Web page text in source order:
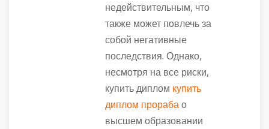
недействительным, что
также может повлечь за
собой негативные
последствия. Однако,
несмотря на все риски,
купить диплом купить
диплом прорабао
высшем образовании